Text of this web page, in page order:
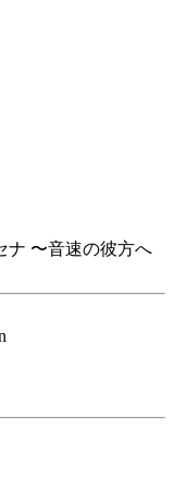
ナ 〜音速の彼方へ